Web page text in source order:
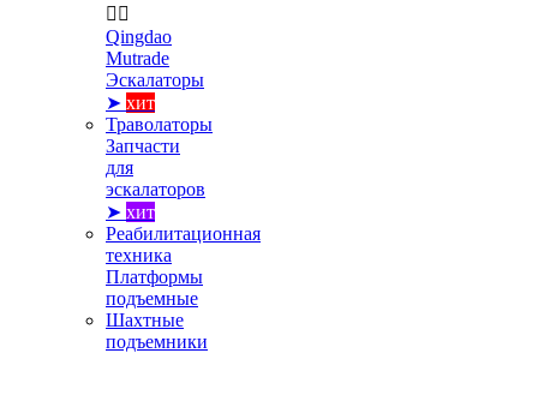
 
Qingdao
Mutrade
Эскалаторы
➤ хит
Траволаторы
Запчасти
для
эскалаторов
➤ хит
Реабилитационная
техника
Платформы
подъемные
Шахтные
подъемники